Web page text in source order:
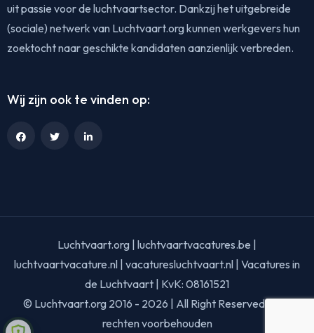
uit passie voor de luchtvaartsector. Dankzij het uitgebreide
(sociale) netwerk van Luchtvaart.org kunnen werkgevers hun
zoektocht naar geschikte kandidaten aanzienlijk verbreden.
Wij zijn ook te vinden op:
Luchtvaart.org | luchtvaartvacatures.be |
luchtvaartvacature.nl | vacaturesluchtvaart.nl | Vacatures in
de Luchtvaart | KvK: 08161521
© Luchtvaart.org 2016 - 2026 | All Right Reserved | Alle
rechten voorbehouden